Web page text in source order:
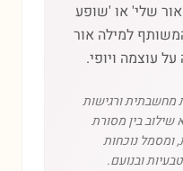
שלי' או 'שופע
למילה אור
עוצמה ויופי.
מחשבתית ורגישות
בין מסורת
ומסמל נוכחות
ובנועם.